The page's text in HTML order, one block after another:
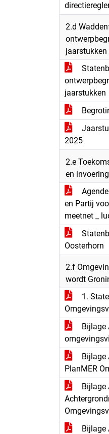
2.d
jaarstukken
jaarstukken
2025
2.e
en
en Partij
meetnet _
Oosterhorn
2.f
wordt
1.
Bijlage
Bijlage
PlanMER
Bijlage
Bijlage